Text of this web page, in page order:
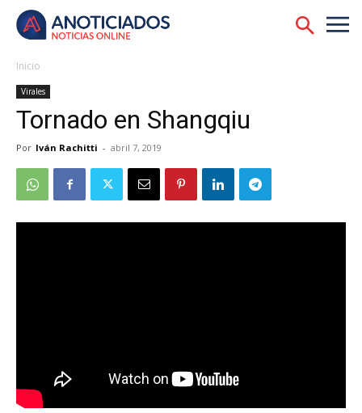
Inicio
Virales
Tornado en Shangqiu
Por Iván Rachitti - abril 7, 2019